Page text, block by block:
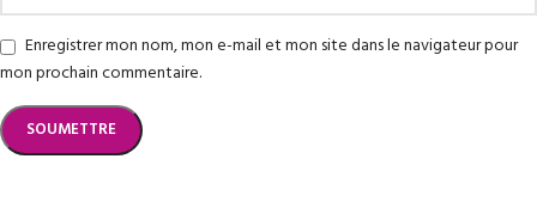
Enregistrer mon nom, mon e-mail et mon site dans le navigateur pour
mon prochain commentaire.